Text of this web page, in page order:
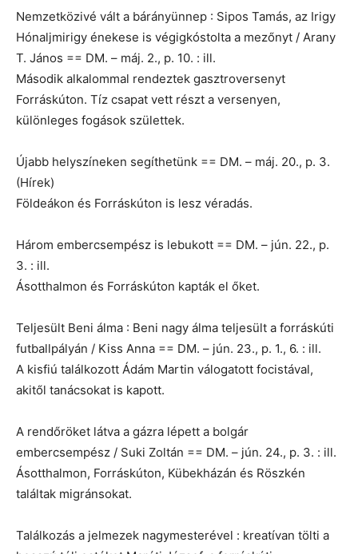
Nemzetközivé vált a bárányünnep : Sipos Tamás, az Irigy
Hónaljmirigy énekese is végigkóstolta a mezőnyt / Arany
T. János == DM. – máj. 2., p. 10. : ill.
Második alkalommal rendeztek gasztroversenyt
Forráskúton. Tíz csapat vett részt a versenyen,
különleges fogások születtek.
Újabb helyszíneken segíthetünk == DM. – máj. 20., p. 3.
(Hírek)
Földeákon és Forráskúton is lesz véradás.
Három embercsempész is lebukott == DM. – jún. 22., p.
3. : ill.
Ásotthalmon és Forráskúton kapták el őket.
Teljesült Beni álma : Beni nagy álma teljesült a forráskúti
futballpályán / Kiss Anna == DM. – jún. 23., p. 1., 6. : ill.
A kisfiú találkozott Ádám Martin válogatott focistával,
akitől tanácsokat is kapott.
A rendőröket látva a gázra lépett a bolgár
embercsempész / Suki Zoltán == DM. – jún. 24., p. 3. : ill.
Ásotthalmon, Forráskúton, Kübekházán és Röszkén
találtak migránsokat.
Találkozás a jelmezek nagymesterével : kreatívan tölti a